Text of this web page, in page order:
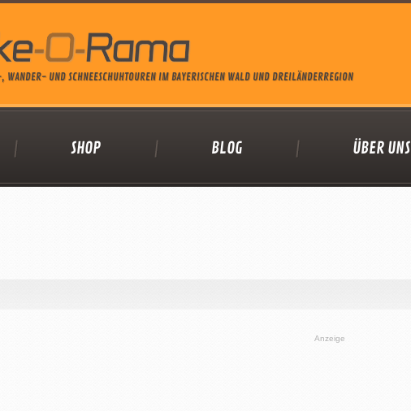
UND SCHNEESCHUHTOUREN IM BAYERISCHEN WALD UND DREILÄNDERREGION
SHOP BLOG ÜBER UNS
Anzeige